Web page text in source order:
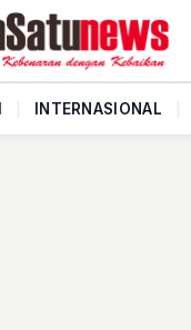
INTERNASIONAL